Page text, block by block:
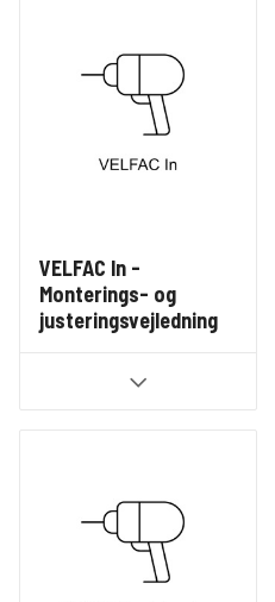
VELFAC In -
Monterings- og
justeringsvejledning